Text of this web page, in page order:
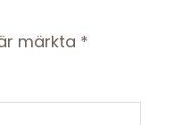
märkta *